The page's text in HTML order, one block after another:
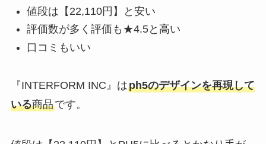
値段は【22,110円】と安い
評価数が多く評価も★4.5と高い
口コミもいい
『INTERFORM INC』はph5のデザインを再現して
いる商品です。